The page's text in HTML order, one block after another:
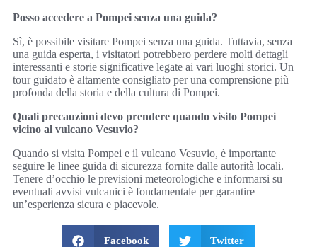
Posso accedere a Pompei senza una guida?
Sì, è possibile visitare Pompei senza una guida. Tuttavia, senza
una guida esperta, i visitatori potrebbero perdere molti dettagli
interessanti e storie significative legate ai vari luoghi storici. Un
tour guidato è altamente consigliato per una comprensione più
profonda della storia e della cultura di Pompei.
Quali precauzioni devo prendere quando visito Pompei
vicino al vulcano Vesuvio?
Quando si visita Pompei e il vulcano Vesuvio, è importante
seguire le linee guida di sicurezza fornite dalle autorità locali.
Tenere d’occhio le previsioni meteorologiche e informarsi su
eventuali avvisi vulcanici è fondamentale per garantire
un’esperienza sicura e piacevole.
Facebook Twitter